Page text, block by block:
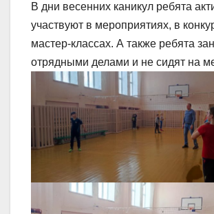
В дни весенних каникул ребята
участвуют в мероприятиях, в
мастер-классах. А также ребята
отрядными делами и не сидят на